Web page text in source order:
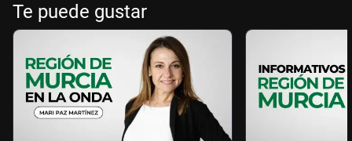
Te puede gustar